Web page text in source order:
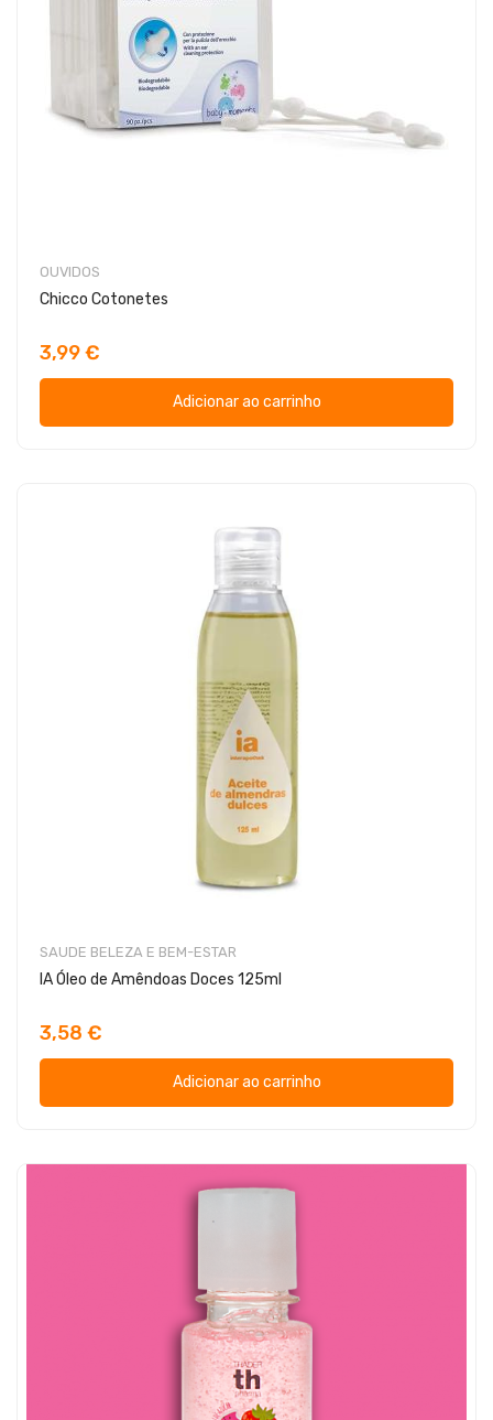
OUVIDOS
Chicco Cotonetes
3,99 €
Adicionar ao carrinho
SAUDE BELEZA E BEM-ESTAR
IA Óleo de Amêndoas Doces 125ml
3,58 €
Adicionar ao carrinho